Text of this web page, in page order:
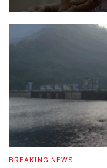
BREAKING NEWS